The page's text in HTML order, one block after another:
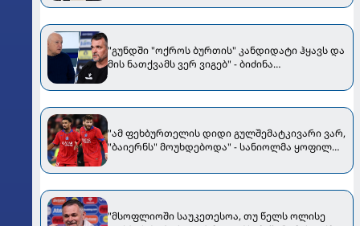
"გუნდში "ოქროს ბურთის" კანდიდატი ჰყავს და
მის ნათქვამს ვერ ვიგებ" - ბიძინა
განცხადებაზე
"ამ ფეხბურთელის დიდი გულშემატკივარი ვარ,
"ბაიერნს" მოუხდებოდა" - სანიოლმა ყოფილ
"მსოფლიოში საუკეთესოა, თუ წელს ოლისე